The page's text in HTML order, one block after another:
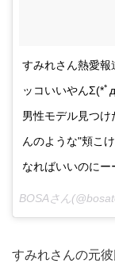
すみれさん熱愛報
ッコいいやんΣ(*ﾟ
男性モデル見つけ
んのような"頬こ
なればいいのに
BOSAさん
すみれさんの元